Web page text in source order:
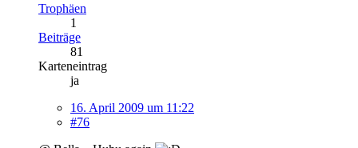
Trophäen
1
Beiträge
81
Karteneintrag
ja
16. April 2009 um 11:22
#76